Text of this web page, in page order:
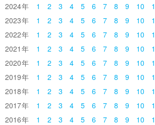
2024
1 2 3 4 5 6 7 8 9 10
2023
1 2 3 4 5 6 7 8 9 10
2022
1 2 3 4 5 6 7 8 9 10
2021
1 2 3 4 5 6 7 8 9 10
2020
1 2 3 4 5 6 7 8 9 10
2019
1 2 3 4 5 6 7 8 9 10
2018
1 2 3 4 5 6 7 8 9 10
2017
1 2 3 4 5 6 7 8 9 10
2016
1 2 3 4 5 6 7 8 9 10